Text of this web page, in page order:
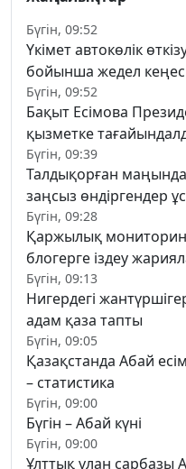
Бүгін, 09:52
Үкімет автокөлік
бойынша жедел кеңес
Бүгін, 09:52
Бақыт Есімова
қызметке
Бүгін, 09:39
Талдықорған
заңсыз өндіргендер
Бүгін, 09:28
Қаржылық мониторинг
блогерге іздеу
Бүгін, 09:13
Нигердегі
адам қаза тапты
Бүгін, 09:05
Қазақстанда Абай
– статистика
Бүгін, 09:00
Бүгін – Абай күні
Бүгін, 09:00
Ұлттық ұлан